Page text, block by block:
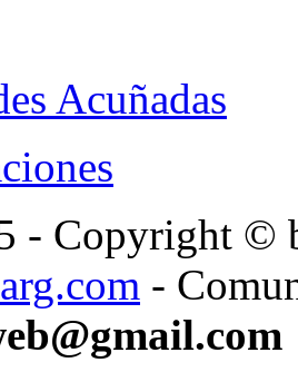
Acuñadas
- Copyright ©
-